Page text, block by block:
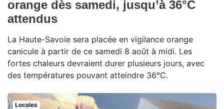
orange dès samedi, jusqu’à 36°C
attendus
La Haute-Savoie sera placée en vigilance orange
canicule à partir de ce samedi 8 août à midi. Les
fortes chaleurs devraient durer plusieurs jours, avec
des températures pouvant atteindre 36°C.
Locales